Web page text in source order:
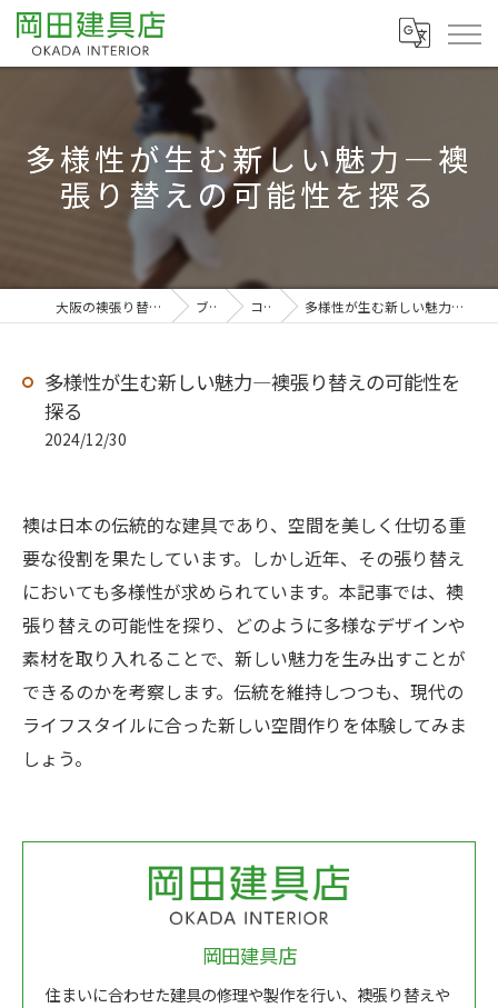
多様性が生む新しい魅力—襖
張り替えの可能性を探る
大阪の襖張り替えなら岡田建具店 ブログ コラム 多様性が生む新しい魅力—襖張り替えの可能性を探る
多様性が生む新しい魅力—襖張り替えの可能性を
探る
2024/12/30
襖は日本の伝統的な建具であり、空間を美しく仕切る重
要な役割を果たしています。しかし近年、その張り替え
においても多様性が求められています。本記事では、襖
張り替えの可能性を探り、どのように多様なデザインや
素材を取り入れることで、新しい魅力を生み出すことが
できるのかを考察します。伝統を維持しつつも、現代の
ライフスタイルに合った新しい空間作りを体験してみま
しょう。
岡田建具店
住まいに合わせた建具の修理や製作を行い、襖張り替えや